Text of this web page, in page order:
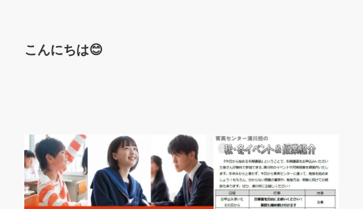
こんにちは😊